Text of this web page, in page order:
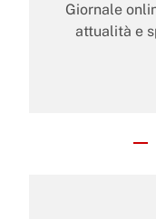
Giornale
attualità e